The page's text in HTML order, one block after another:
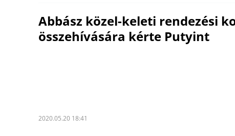
Abbász közel-keleti rendezési
összehívására kérte Putyint
2020.05.20 18:41